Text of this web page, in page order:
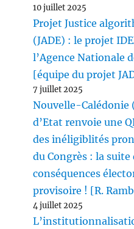
10 juillet 2025
Projet Justice
(JADE) : le projet
l’Agence Nationale
[équipe du projet
7 juillet 2025
Nouvelle-Calédonie
d’Etat renvoie une
des inéligiblités
du Congrès : la
conséquences
provisoire ! [R.
4 juillet 2025